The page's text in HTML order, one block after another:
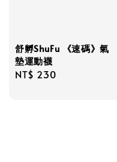
舒孵ShuFu 《速碼》氣
墊運動襪
Regular
NT$ 230